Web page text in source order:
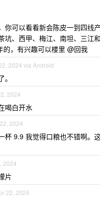
你可以看看新会陈皮一到四线产
坑、西甲、梅江、南坦、三江
的，有兴趣可以楼里 @回我
2024 via Android
2024
喝白开水
2024
杯 9.9 我觉得口粮也不错啊。
2024
片
22, 2024